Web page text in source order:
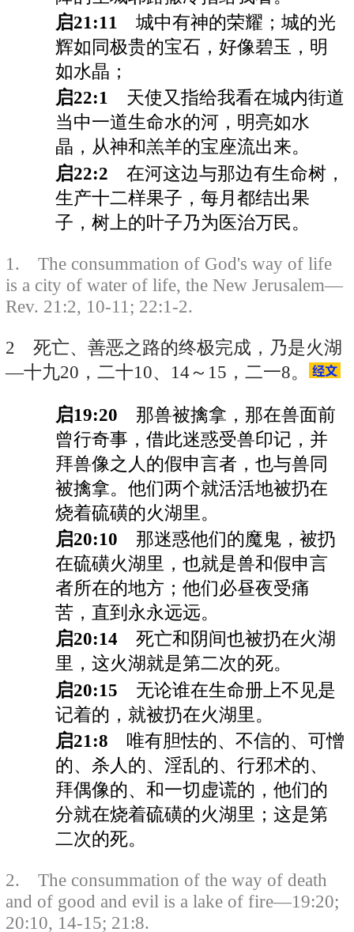
启21:11
城中有神的荣耀；城的光
辉如同极贵的宝石，好像碧玉，明
如水晶；
启22:1 天使又指给我看在城内街道
当中一道生命水的河，明亮如水
晶，从神和羔羊的宝座流出来。
启22:2 在河这边与那边有生命树，
生产十二样果子，每月都结出果
子，树上的叶子乃为医治万民。
1. The consummation of God's way of life
is a city of water of life, the New Jerusalem—
Rev. 21:2, 10-11; 22:1-2.
2 死亡、善恶之路的终极完成，乃是火湖
—十九20，二十10、14～15，二一8。
启19:20 那兽被擒拿，那在兽面前
曾行奇事，借此迷惑受兽印记，并
拜兽像之人的假申言者，也与兽同
被擒拿。他们两个就活活地被扔在
烧着硫磺的火湖里。
启20:10 那迷惑他们的魔鬼，被扔
在硫磺火湖里，也就是兽和假申言
者所在的地方；他们必昼夜受痛
苦，直到永永远远。
启20:14 死亡和阴间也被扔在火湖
里，这火湖就是第二次的死。
启20:15 无论谁在生命册上不见是
记着的，就被扔在火湖里。
启21:8 唯有胆怯的、不信的、可憎
的、杀人的、淫乱的、行邪术的、
拜偶像的、和一切虚谎的，他们的
分就在烧着硫磺的火湖里；这是第
二次的死。
2. The consummation of the way of death
and of good and evil is a lake of fire—19:20;
20:10, 14-15; 21:8.